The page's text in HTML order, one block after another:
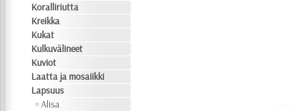
Koralliriutta
Kreikka
Kukat
Kulkuvälineet
Kuviot
Laatta ja mosaiikki
Lapsuus
Alisa